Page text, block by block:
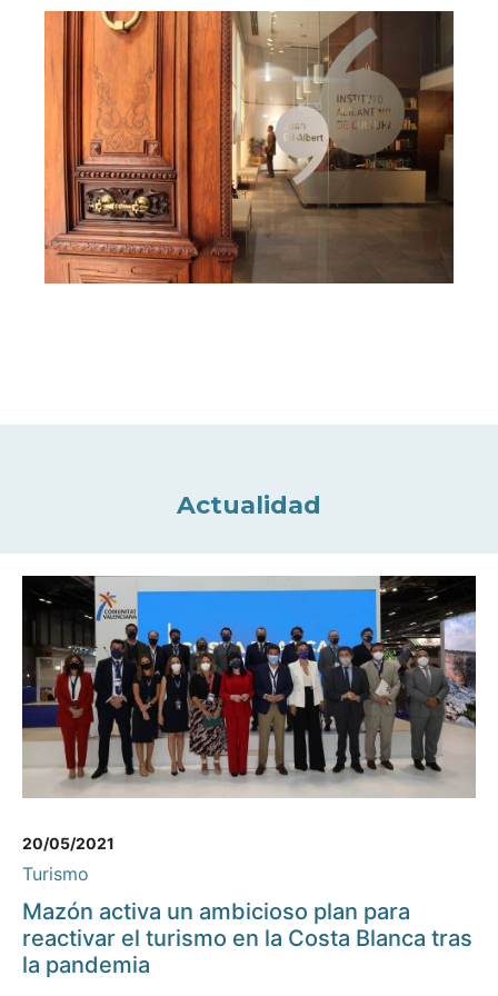
Actualidad
20/05/2021
Turismo
Mazón activa un ambicioso plan para
reactivar el turismo en la Costa Blanca tras
la pandemia